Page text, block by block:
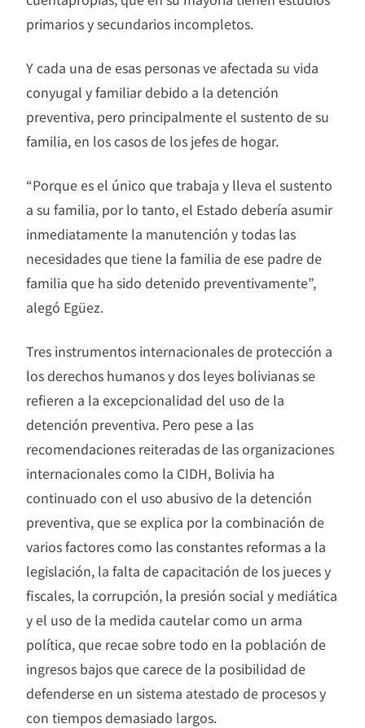
primarios y secundarios incompletos.
Y cada una de esas personas ve afectada su vida
conyugal y familiar debido a la detención
preventiva, pero principalmente el sustento de su
familia, en los casos de los jefes de hogar.
“Porque es el único que trabaja y lleva el sustento
a su familia, por lo tanto, el Estado debería asumir
inmediatamente la manutención y todas las
necesidades que tiene la familia de ese padre de
familia que ha sido detenido preventivamente”,
alegó Egüez.
Tres instrumentos internacionales de protección a
los derechos humanos y dos leyes bolivianas se
refieren a la excepcionalidad del uso de la
detención preventiva. Pero pese a las
recomendaciones reiteradas de las organizaciones
internacionales como la CIDH, Bolivia ha
continuado con el uso abusivo de la detención
preventiva, que se explica por la combinación de
varios factores como las constantes reformas a la
legislación, la falta de capacitación de los jueces y
fiscales, la corrupción, la presión social y mediática
y el uso de la medida cautelar como un arma
política, que recae sobre todo en la población de
ingresos bajos que carece de la posibilidad de
defenderse en un sistema atestado de procesos y
con tiempos demasiado largos.